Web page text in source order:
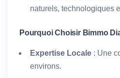
naturels, technologiques
Pourquoi Choisir Bimmo
Expertise Locale : Une
environs.